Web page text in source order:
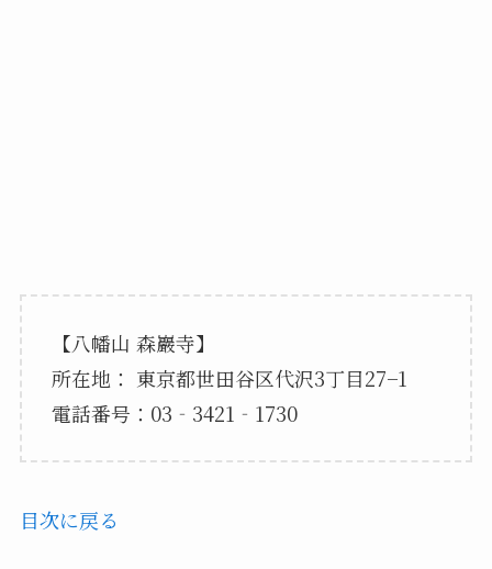
【八幡山 森巖寺】
所在地： 東京都世田谷区代沢3丁目27−1
電話番号：03‐3421‐1730
目次に戻る